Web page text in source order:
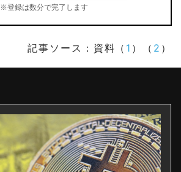
※登録は数分で完了します
記事ソース：資料（ 1 ）（ 2 ）